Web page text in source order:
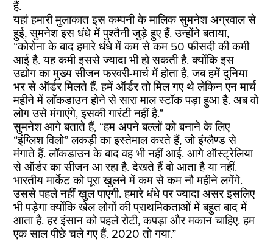
हैं.
यहां हमारी मुलाकात इस कम्पनी के मालिक सुमनेश अग्रवाल से
हुई, सुमनेश इस धंधे में पुश्तैनी जुड़े हुए हैं. उन्होंने बताया,
“कोरोना के बाद हमारे धंधे में कम से कम 50 फीसदी की कमी
आई है. यह कमी इससे ज्यादा भी हो सकती है. क्योंकि इस
उद्योग का मुख्य सीजन फरवरी-मार्च में होता है, जब हमें दुनिया
भर से ऑर्डर मिलते हैं. हमें ऑर्डर तो मिल गए थे लेकिन एन मार्च
महीने में लॉकडाउन होने से सारा माल स्टॉक पड़ा हुआ है. अब वो
लोग उसे मंगाएंगे, इसकी गारंटी नहीं है.”
सुमनेश आगे बताते हैं, “हम अपने बल्लों को बनाने के लिए
“इंग्लिश विलो” लकड़ी का इस्तेमाल करते हैं, जो इंग्लैण्ड से
मंगाते हैं. लॉकडाउन के बाद वह भी नहीं आई. आगे ऑस्ट्रेलिया
से ऑर्डर का सीजन आ रहा है. देखते हैं वो आता है या नहीं.
भारतीय मार्केट को पूरा खुलने में कम से कम नौ महीने लगेंगे.
उससे पहले नहीं खुल पाएगी. हमारे धंधे पर ज्यादा असर इसलिए
भी पड़ेगा क्योंकि खेल लोगों की प्राथमिकताओं में बहुत बाद में
आता है. हर इंसान को पहले रोटी, कपड़ा और मकान चाहिए. हम
एक साल पीछे चले गए हैं. 2020 तो गया.”